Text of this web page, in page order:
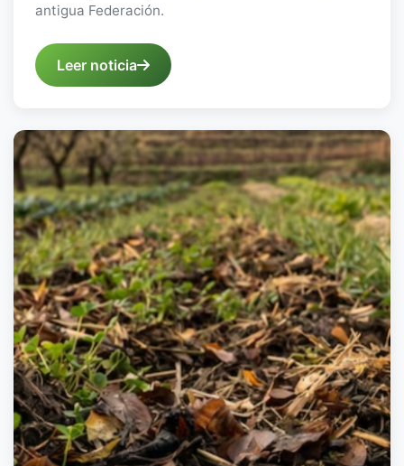
antigua Federación.
Leer noticia